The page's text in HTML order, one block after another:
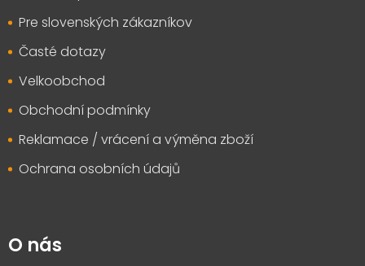
Pre slovenských zákazníkov
Časté dotazy
Velkoobchod
Obchodní podmínky
Reklamace / vrácení a výměna zboží
Ochrana osobních údajů
O nás